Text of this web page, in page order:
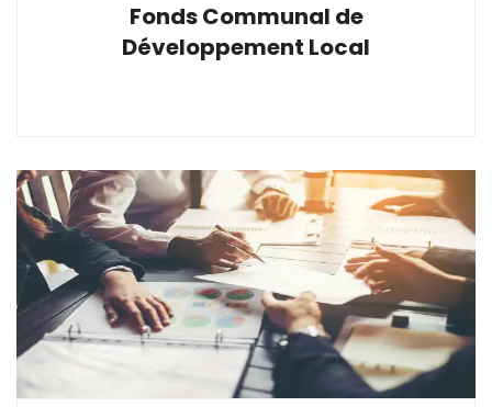
Fonds Communal de
Développement Local